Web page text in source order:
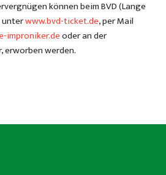
können beim BVD (Lange
unterwww.bvd-ticket.de, per Mail
improniker.deoder an der
erworben werden.